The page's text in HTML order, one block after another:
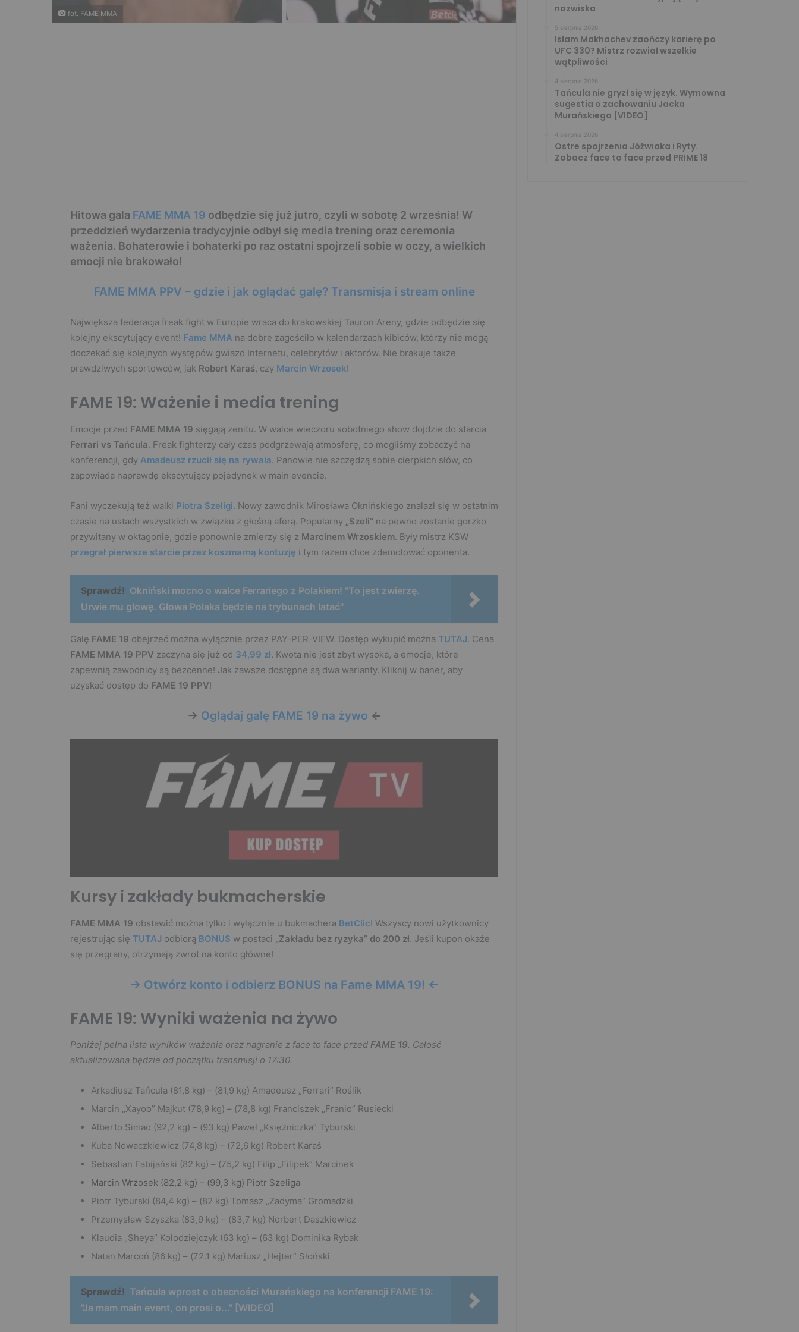
fot. FAME MMA
Hitowa gala FAME MMA 19 odbędzie się już jutro, czyli w sobotę 2 września! W
przeddzień wydarzenia tradycyjnie odbył się media trening oraz ceremonia
ważenia. Bohaterowie i bohaterki po raz ostatni spojrzeli sobie w oczy, a wielkich
emocji nie brakowało!
FAME MMA PPV – gdzie i jak oglądać galę? Transmisja i stream online
Największa federacja freak fight w Europie wraca do krakowskiej Tauron Areny, gdzie odbędzie się
kolejny ekscytujący event! Fame MMA na dobre zagościło w kalendarzach kibiców, którzy nie mogą
doczekać się kolejnych występów gwiazd Internetu, celebrytów i aktorów. Nie brakuje także
prawdziwych sportowców, jak Robert Karaś, czy Marcin Wrzosek!
FAME 19: Ważenie i media trening
Emocje przed FAME MMA 19 sięgają zenitu. W walce wieczoru sobotniego show dojdzie do starcia
Ferrari vs Tańcula. Freak fighterzy cały czas podgrzewają atmosferę, co mogliśmy zobaczyć na
konferencji, gdy Amadeusz rzucił się na rywala. Panowie nie szczędzą sobie cierpkich słów, co
zapowiada naprawdę ekscytujący pojedynek w main evencie.
Fani wyczekują też walki Piotra Szeligi. Nowy zawodnik Mirosława Oknińskiego znalazł się w ostatnim
czasie na ustach wszystkich w związku z głośną aferą. Popularny „Szeli” na pewno zostanie gorzko
przywitany w oktagonie, gdzie ponownie zmierzy się z Marcinem Wrzoskiem. Były mistrz KSW
przegrał pierwsze starcie przez koszmarną kontuzję i tym razem chce zdemolować oponenta.
Sprawdź! Okniński mocno o walce Ferrariego z Polakiem! "To jest zwierzę.
Urwie mu głowę. Głowa Polaka będzie na trybunach latać"
Galę FAME 19 obejrzeć można wyłącznie przez PAY-PER-VIEW. Dostęp wykupić można TUTAJ. Cena
FAME MMA 19 PPV zaczyna się już od 34,99 zł. Kwota nie jest zbyt wysoka, a emocje, które
zapewnią zawodnicy są bezcenne! Jak zawsze dostępne są dwa warianty. Kliknij w baner, aby
uzyskać dostęp do FAME 19 PPV!
-> Oglądaj galę FAME 19 na żywo <-
Kursy i zakłady bukmacherskie
FAME MMA 19 obstawić można tylko i wyłącznie u bukmachera BetClic! Wszyscy nowi użytkownicy
rejestrując się TUTAJ odbiorą BONUS w postaci „Zakładu bez ryzyka” do 200 zł. Jeśli kupon okaże
się przegrany, otrzymają zwrot na konto główne!
-> Otwórz konto i odbierz BONUS na Fame MMA 19! <-
FAME 19: Wyniki ważenia na żywo
Poniżej pełna lista wyników ważenia oraz nagranie z face to face przed FAME 19. Całość
aktualizowana będzie od początku transmisji o 17:30.
Arkadiusz Tańcula (81,8 kg) – (81,9 kg) Amadeusz „Ferrari” Roślik
Marcin „Xayoo” Majkut (78,9 kg) – (78,8 kg) Franciszek „Franio” Rusiecki
Alberto Simao (92,2 kg) – (93 kg) Paweł „Księżniczka” Tyburski
Kuba Nowaczkiewicz (74,8 kg) – (72,6 kg) Robert Karaś
Sebastian Fabijański (82 kg) – (75,2 kg) Filip „Filipek” Marcinek
Marcin Wrzosek (82,2 kg) – (99,3 kg) Piotr Szeliga
Piotr Tyburski (84,4 kg) – (82 kg) Tomasz „Zadyma” Gromadzki
Przemysław Szyszka (83,9 kg) – (83,7 kg) Norbert Daszkiewicz
Klaudia „Sheya” Kołodziejczyk (63 kg) – (63 kg) Dominika Rybak
Natan Marcoń (86 kg) – (72.1 kg) Mariusz „Hejter” Słoński
Sprawdź! Tańcula wprost o obecności Murańskiego na konferencji FAME 19:
"Ja mam main event, on prosi o..." [WIDEO]
nazwiska
5 sierpnia 2026
Islam Makhachev zaończy karierę po
UFC 330? Mistrz rozwiał wszelkie
wątpliwości
4 sierpnia 2026
Tańcula nie gryzł się w język. Wymowna
sugestia o zachowaniu Jacka
Murańskiego [VIDEO]
4 sierpnia 2026
Ostre spojrzenia Jóźwiaka i Ryty.
Zobacz face to face przed PRIME 18